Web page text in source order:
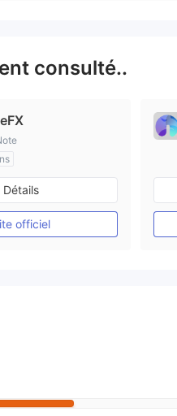
consulté..
de Australie
(MM)
principale MT4
Détails
officiel